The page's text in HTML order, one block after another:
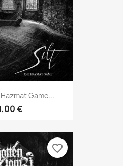
Game...
€
favorite_border